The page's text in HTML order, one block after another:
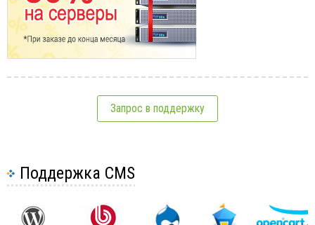
Запрос в поддержку
Поддержка CMS